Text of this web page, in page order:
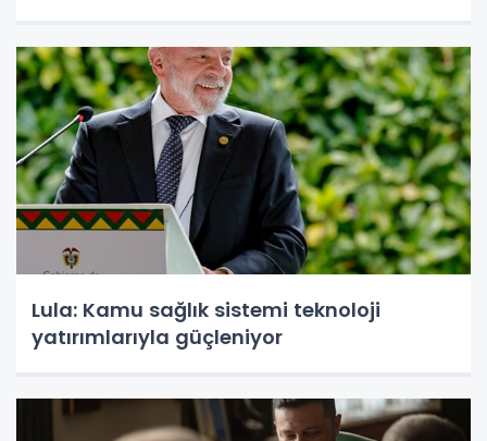
Lula: Kamu sağlık sistemi teknoloji
yatırımlarıyla güçleniyor